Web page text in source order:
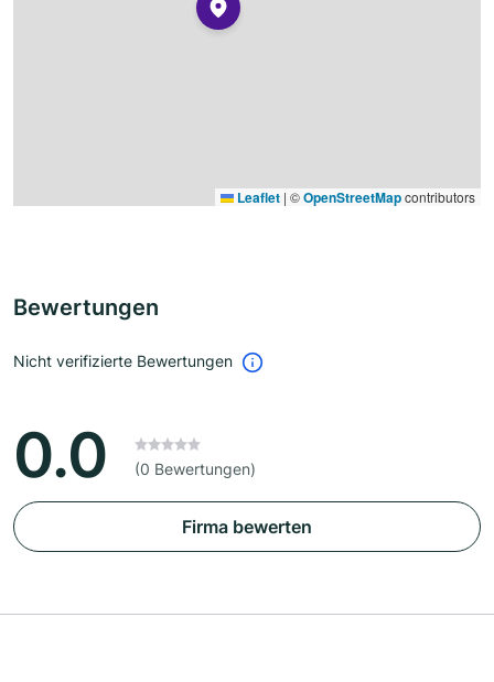
Leaflet | ©OpenStreetMapcontributors
Bewertungen
Nicht verifizierte Bewertungen
0.0 (0 Bewertungen)
Firma bewerten